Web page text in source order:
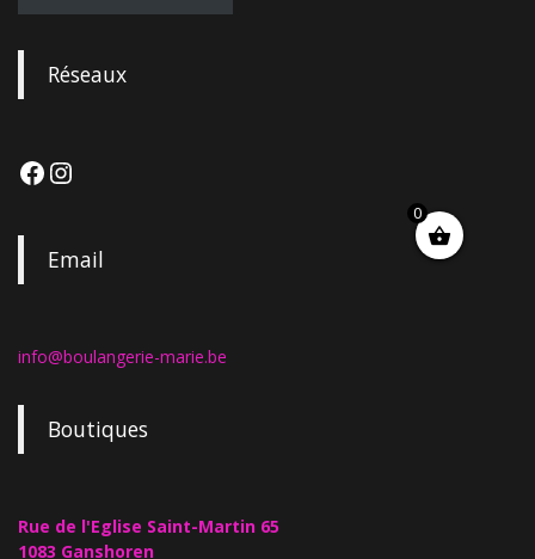
Réseaux
Email
info@boulangerie-marie.be
Boutiques
Rue de l'Eglise Saint-Martin 65
1083 Ganshoren
0